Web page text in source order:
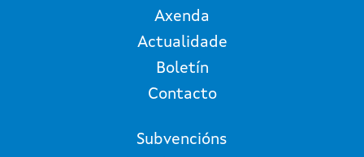
Axenda
Actualidade
Boletín
Contacto
Subvencións